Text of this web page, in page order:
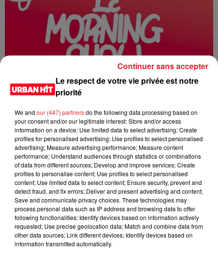
0:00 2 min 15 sec
2 septembre 2025 - 2 min 15 sec
MORNING SHOW 07H32 du 02.09.2025
Le respect de votre vie privée est notre
priorité
We and our (447) partnersdo the following data processing based on
your consent and/or our legitimate interest: Store and/or access
information on a device; Use limited data to select advertising; Create
profiles for personalised advertising; Use profiles to select personalised
advertising; Measure advertising performance; Measure content
performance; Understand audiences through statistics or combinations
of data from different sources; Develop and improve services; Create
profiles to personalise content; Use profiles to select personalised
content; Use limited data to select content; Ensure security, prevent and
detect fraud, and fix errors; Deliver and present advertising and content;
Save and communicate privacy choices. These technologies may
process personal data such as IP address and browsing data to offer
following functionalities: Identify devices based on information actively
requested; Use precise geolocation data; Match and combine data from
other data sources; Link different devices; Identify devices based on
information transmitted automatically.
Continuer sans accepter